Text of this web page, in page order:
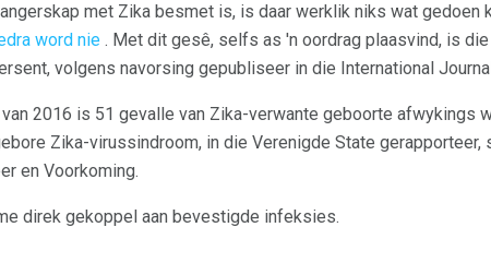
met Zika besmet is, is daar werklik niks wat gedoen
word nie . Met dit gesê, selfs as 'n oordrag plaasvind, is
volgens navorsing gepubliseer in die International
2016 is 51 gevalle van Zika-verwante geboorte afwykings
Zika-virussindroom, in die Verenigde State
en Voorkoming.
direk gekoppel aan bevestigde infeksies.